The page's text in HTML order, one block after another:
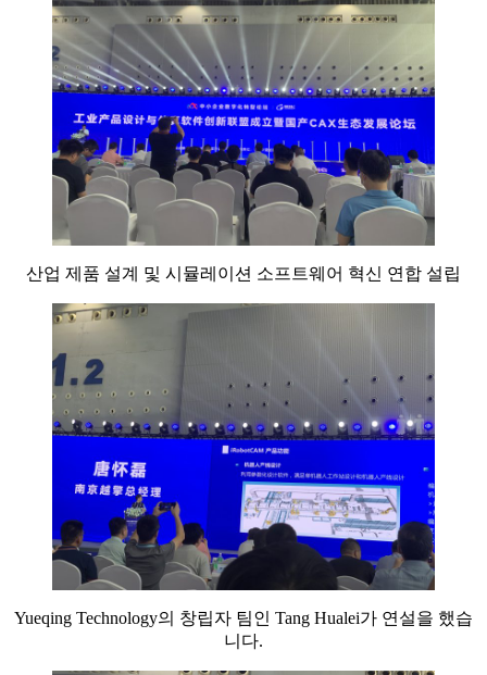
산업 제품 설계 및 시뮬레이션 소프트웨어 혁신 연합 설립
Yueqing Technology의 창립자 팀인 Tang Hualei가 연설을 했습
니다.